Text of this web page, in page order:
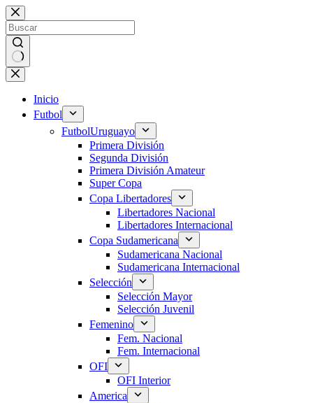
Saltar
al
contenido
Sin
resultados
Inicio
Futbol
FutbolUruguayo
Primera División
Segunda División
Primera División Amateur
Super Copa
Copa Libertadores
Libertadores Nacional
Libertadores Internacional
Copa Sudamericana
Sudamericana Nacional
Sudamericana Internacional
Selección
Selección Mayor
Selección Juvenil
Femenino
Fem. Nacional
Fem. Internacional
OFI
OFI Interior
America